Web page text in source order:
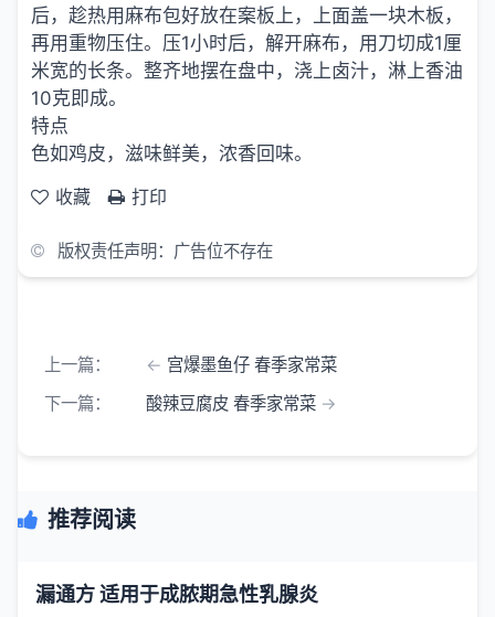
后，趁热用麻布包好放在案板上，上面盖一块木板，
再用重物压住。压1小时后，解开麻布，用刀切成1厘
米宽的长条。整齐地摆在盘中，浇上卤汁，淋上香油
10克即成。
特点
色如鸡皮，滋味鲜美，浓香回味。
收藏
打印
版权责任声明：广告位不存在
上一篇：
宫爆墨鱼仔 春季家常菜
下一篇：
酸辣豆腐皮 春季家常菜
推荐阅读
漏通方 适用于成脓期急性乳腺炎